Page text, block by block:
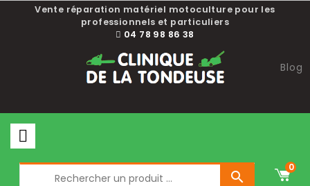
Vente réparation matériel motoculture pour les
professionnels et particuliers
04 78 98 86 38
Blog

0